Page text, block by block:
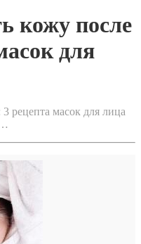
кожу после
для
рецепта масок для лица